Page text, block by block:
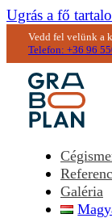
Ugrás a fő
Vedd fel velünk a
Telefon: +36 96
Galéria